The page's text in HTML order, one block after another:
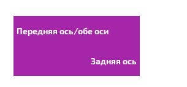
Передняя ось/обе оси
Задняя ось